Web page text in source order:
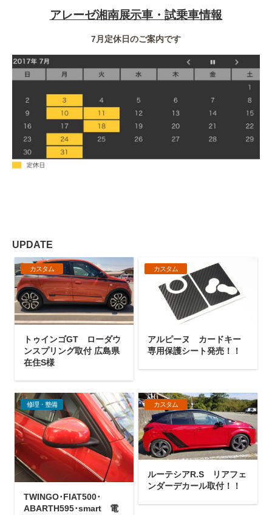
アレーゼ湘南展示車・試乗車情報
7月定休日のご案内です
UPDATE
カスタム
トゥインゴGT ローダウ
ンスプリング取付 広島県
在住S様
カスタム
アルピーヌ カードキー
専用保護シート発売！！
修理・整備
TWINGO･FIAT500･
ABARTH595･smart 電
カスタム
ルーテシアR.S リアフェ
ンダーデカール取付！！